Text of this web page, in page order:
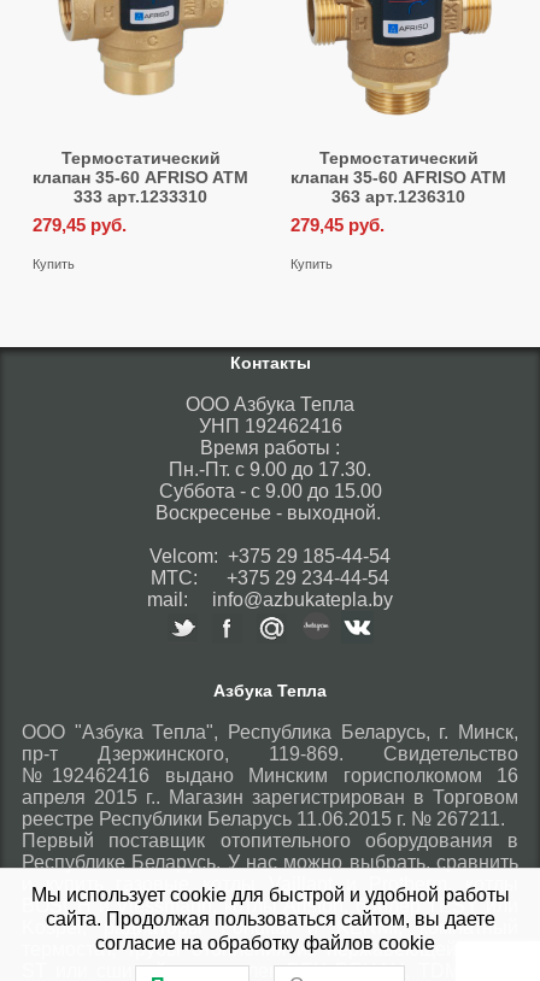
Термостатический
клапан 35-60 AFRISO ATM
333 арт.1233310
279,45 руб.
Купить
Термостатический
клапан 35-60 AFRISO ATM
363 арт.1236310
279,45 руб.
Купить
Контакты
ООО Азбука Тепла
УНП 192462416
Время работы :
Пн.-Пт. с 9.00 до 17.30.
Суббота - с 9.00 до 15.00
Воскресенье - выходной.
Velcom: +375 29 185-44-54
МТС: +375 29 234-44-54
mail: info@azbukatepla.by
Азбука Тепла
ООО "Азбука Тепла", Республика Беларусь, г. Минск,
пр-т Дзержинского, 119-869. Свидетельство
№192462416 выдано Минским горисполкомом 16
апреля 2015 г.. Магазин зарегистрирован в Торговом
реестре Республики Беларусь 11.06.2015 г. № 267211.
Первый поставщик отопительного оборудования в
Республике Беларусь. У нас можно выбрать, сравнить
и купить газовые котлы Vaillant и Protherm, котлы
BOSCH и Viessmann, котлы Ariston, бойлер TESY или
Kospel, радиаторы Fondital и KERMI, комнатный
термостат, трубы отопления из нержавеющей стали
ST или сшитый полиэтилен PEX REHAU, TDM Brass
Мы использует cookie для быстрой и удобной работы
сайта. Продолжая пользоваться сайтом, вы даете
согласие на обработку файлов cookie